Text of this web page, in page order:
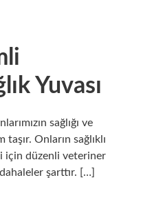
Yuvası
sağlığı ve
Onların sağlıklı
için düzenli veteriner
şarttır. […]